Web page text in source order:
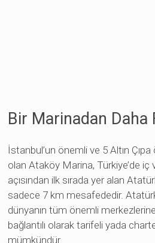
siteler
Bir Marinadan Daha
İstanbul’un önemli ve 5 Altın Çıpa
olan Ataköy Marina, Türkiye’de iç
açısından ilk sırada yer alan
sadece 7 km mesafededir.
dünyanın tüm önemli
bağlantılı olarak tarifeli yada
mümkündür.